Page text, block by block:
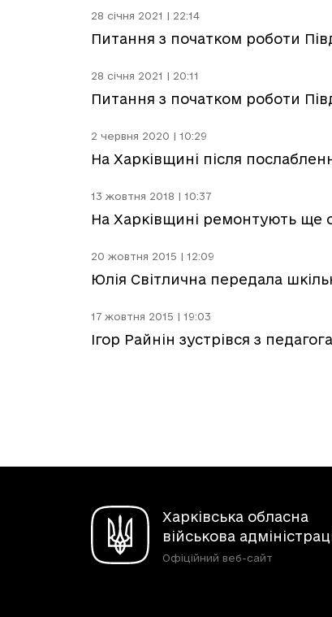
28 січня 2021 | 22:14
Питання з початком роботи
28 січня 2021 | 20:11
Питання з початком роботи
2 червня 2020 | 10:29
На Харківщині після
13 жовтня 2018 | 10:37
На Харківщині ремонтують ще
20 жовтня 2015 | 12:09
Юлія Світлична передала
17 жовтня 2015 | 19:03
Ігор Райнін зустрівся з
Харківська обласна
військова
Офіційний веб-сайт